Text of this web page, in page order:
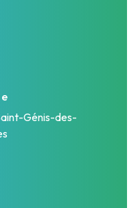
Génis-des-